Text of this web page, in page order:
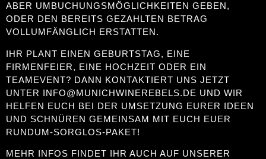
ABER UMBUCHUNGSMÖGLICHKEITEN GEBEN,
ODER DEN BEREITS GEZAHLTEN BETRAG
VOLLUMFÄNGLICH ERSTATTEN.
IHR PLANT EINEN GEBURTSTAG, EINE
FIRMENFEIER, EINE HOCHZEIT ODER EIN
TEAMEVENT? DANN KONTAKTIERT UNS JETZT
UNTER INFO@MUNICHWINEREBELS.DE UND WIR
HELFEN EUCH BEI DER UMSETZUNG EURER IDEEN
UND SCHNÜREN GEMEINSAM MIT EUCH EUER
RUNDUM-SORGLOS-PAKET!
MEHR INFOS FINDET IHR AUCH AUF UNSERER